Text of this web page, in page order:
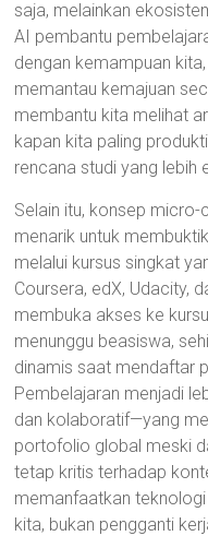
saja, melainkan
AI pembantu
dengan kemampuan
memantau kemajuan
membantu kita melihat
kapan kita paling
rencana studi yang lebih
Selain itu, konsep
menarik untuk
melalui kursus singkat
Coursera, edX, Udacity,
membuka akses ke
menunggu beasiswa,
dinamis saat mendaftar
Pembelajaran menjadi
dan kolaboratif—yang
portofolio global meski
tetap kritis terhadap
memanfaatkan
kita, bukan pengganti